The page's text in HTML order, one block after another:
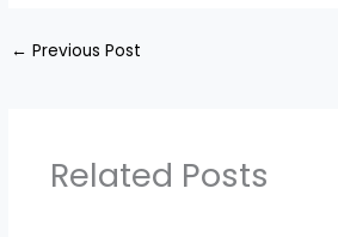
← Previous Post
Related Posts